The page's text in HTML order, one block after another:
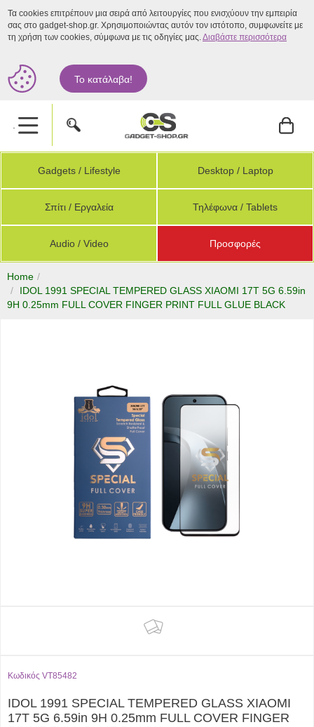
Τα cookies επιτρέπουν μια σειρά από λειτουργίες που ενισχύουν την εμπειρία
σας στο gadget-shop.gr. Χρησιμοποιώντας αυτόν τον ιστότοπο, συμφωνείτε με
τη χρήση των cookies, σύμφωνα με τις οδηγίες μας.Διαβάστε περισσότερα
Το κατάλαβα!
.
Gadgets / Lifestyle Desktop / Laptop
Σπίτι / Εργαλεία Τηλέφωνα / Tablets
Audio / Video Προσφορές
Home
IDOL 1991 SPECIAL TEMPERED GLASS XIAOMI 17T 5G 6.59in
9H 0.25mm FULL COVER FINGER PRINT FULL GLUE BLACK
Κωδικός VT85482
IDOL 1991 SPECIAL TEMPERED GLASS XIAOMI
17T 5G 6.59in 9H 0.25mm FULL COVER FINGER